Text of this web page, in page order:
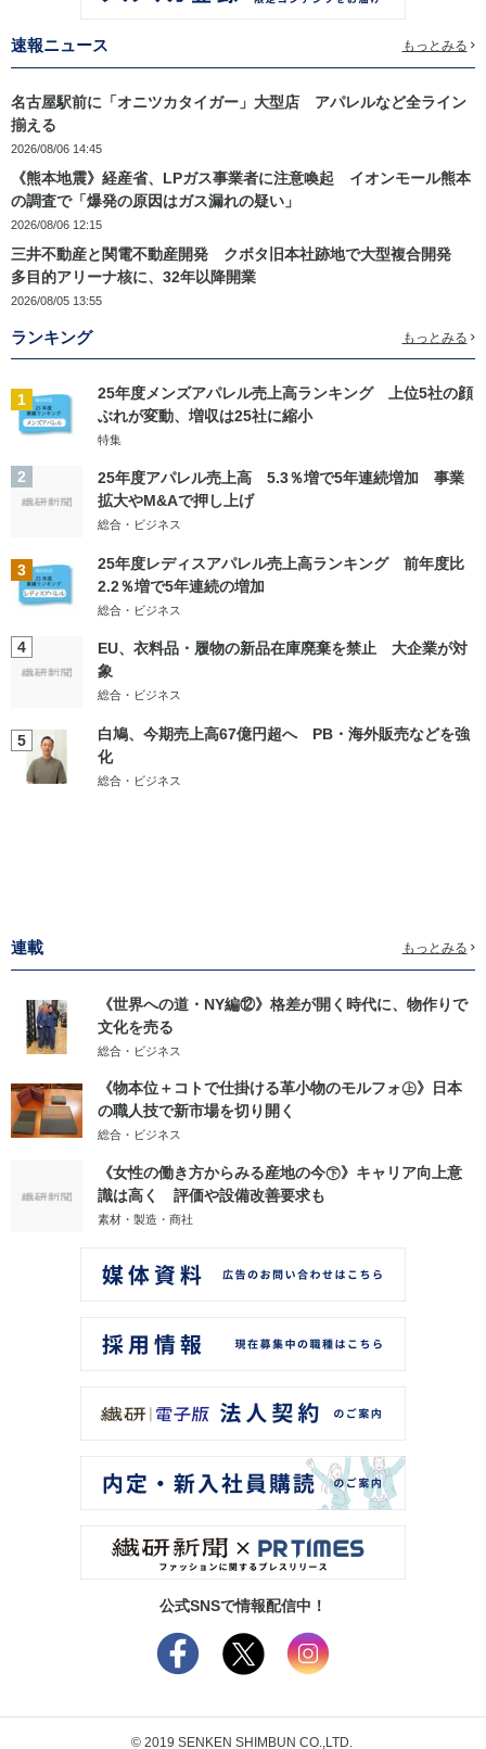
速報ニュース もっとみる
名古屋駅前に「オニツカタイガー」大型店 アパレルなど全ライン
揃える
2026/08/06 14:45
《熊本地震》経産省、LPガス事業者に注意喚起 イオンモール熊本
の調査で「爆発の原因はガス漏れの疑い」
2026/08/06 12:15
三井不動産と関電不動産開発 クボタ旧本社跡地で大型複合開発
多目的アリーナ核に、32年以降開業
2026/08/05 13:55
ランキング もっとみる
1
25年度メンズアパレル売上高ランキング 上位5社の顔
ぶれが変動、増収は25社に縮小
特集
2
25年度アパレル売上高 5.3％増で5年連続増加 事業
拡大やM&Aで押し上げ
総合・ビジネス
3
25年度レディスアパレル売上高ランキング 前年度比
2.2％増で5年連続の増加
総合・ビジネス
4
EU、衣料品・履物の新品在庫廃棄を禁止 大企業が対
象
総合・ビジネス
5
白鳩、今期売上高67億円超へ PB・海外販売などを強
化
総合・ビジネス
連載 もっとみる
《世界への道・NY編⑫》格差が開く時代に、物作りで
文化を売る
総合・ビジネス
《物本位＋コトで仕掛ける革小物のモルフォ㊤》日本
の職人技で新市場を切り開く
総合・ビジネス
《女性の働き方からみる産地の今㊦》キャリア向上意
識は高く 評価や設備改善要求も
素材・製造・商社
公式SNSで情報配信中！
© 2019 SENKEN SHIMBUN CO.,LTD.